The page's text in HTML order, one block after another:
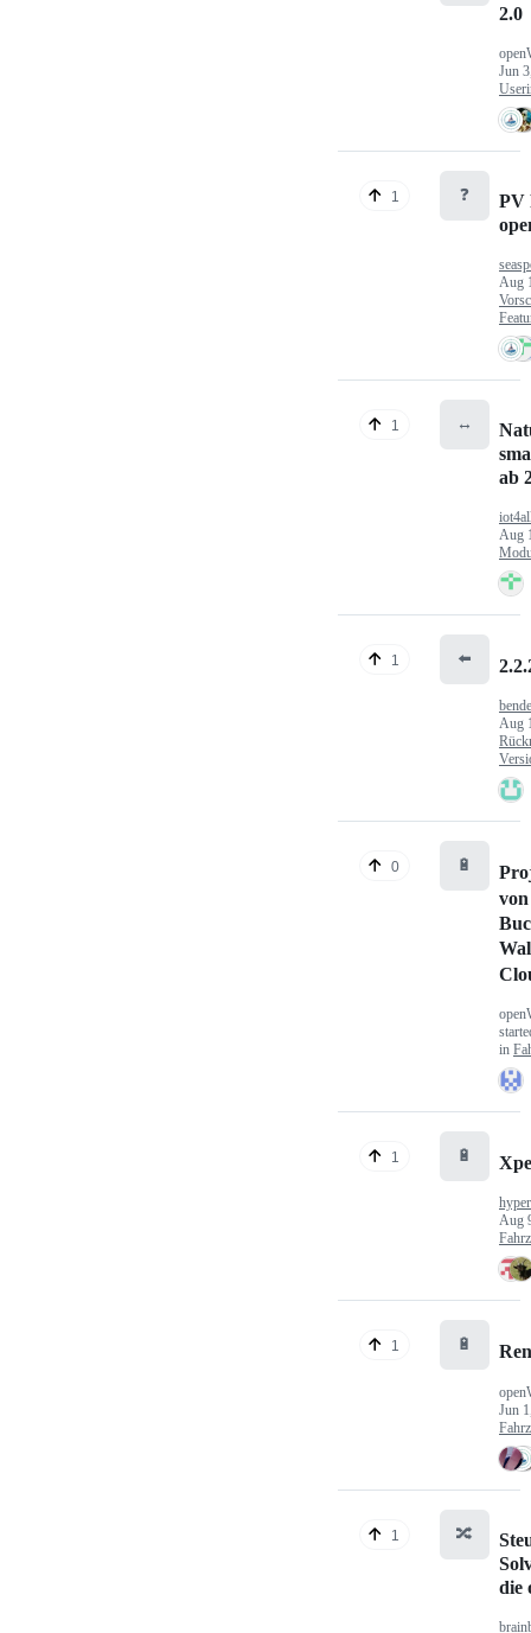
2.0
Jun
1 ❓
PV
Aug
1 ↔️
ab
Aug
1 ⬅️
Aug
0 🔋
in
1 🔋
Aug
1 🔋
Jun
1 🔀
die